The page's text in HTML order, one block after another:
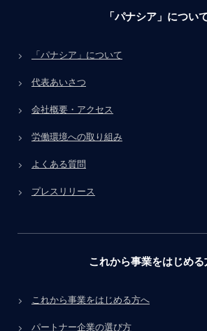
「パナシア」につい
「パナシア」について
代表あいさつ
会社概要・アクセス
労働環境への取り組み
よくある質問
プレスリリース
これから事業をはじめる
これから事業をはじめる方へ
パートナー企業の選び方